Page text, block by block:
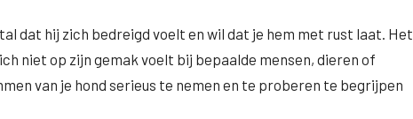
dat hij zich bedreigd voelt en wil dat je hem met rust laat. Het
niet op zijn gemak voelt bij bepaalde mensen, dieren of
van je hond serieus te nemen en te proberen te begrijpen